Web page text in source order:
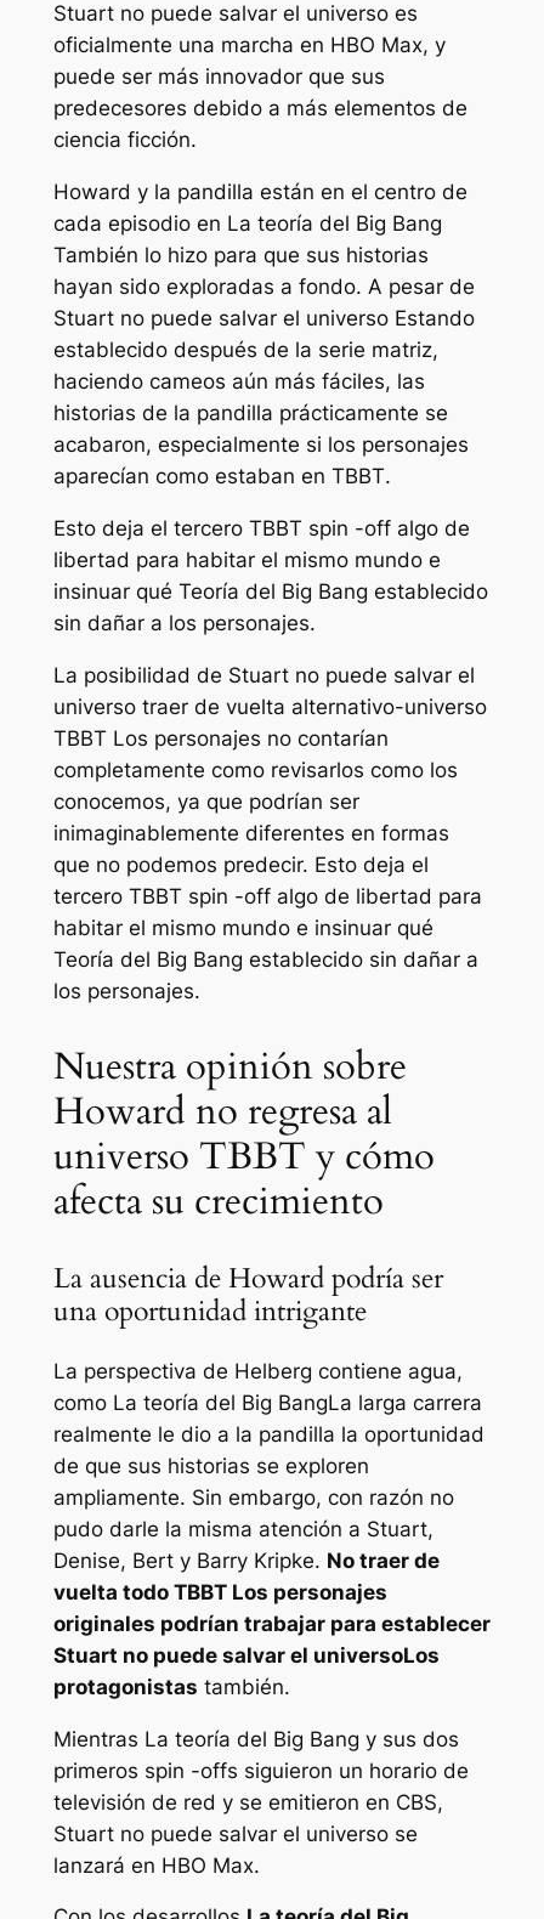
Stuart no puede salvar el universo es
oficialmente una marcha en HBO Max, y
puede ser más innovador que sus
predecesores debido a más elementos de
ciencia ficción.
Howard y la pandilla están en el centro de
cada episodio en La teoría del Big Bang
También lo hizo para que sus historias
hayan sido exploradas a fondo. A pesar de
Stuart no puede salvar el universo Estando
establecido después de la serie matriz,
haciendo cameos aún más fáciles, las
historias de la pandilla prácticamente se
acabaron, especialmente si los personajes
aparecían como estaban en TBBT.
Esto deja el tercero TBBT spin -off algo de
libertad para habitar el mismo mundo e
insinuar qué Teoría del Big Bang establecido
sin dañar a los personajes.
La posibilidad de Stuart no puede salvar el
universo traer de vuelta alternativo-universo
TBBT Los personajes no contarían
completamente como revisarlos como los
conocemos, ya que podrían ser
inimaginablemente diferentes en formas
que no podemos predecir. Esto deja el
tercero TBBT spin -off algo de libertad para
habitar el mismo mundo e insinuar qué
Teoría del Big Bang establecido sin dañar a
los personajes.
Nuestra opinión sobre
Howard no regresa al
universo TBBT y cómo
afecta su crecimiento
La ausencia de Howard podría ser
una oportunidad intrigante
La perspectiva de Helberg contiene agua,
como La teoría del Big BangLa larga carrera
realmente le dio a la pandilla la oportunidad
de que sus historias se exploren
ampliamente. Sin embargo, con razón no
pudo darle la misma atención a Stuart,
Denise, Bert y Barry Kripke. No traer de
vuelta todo TBBT Los personajes
originales podrían trabajar para establecer
Stuart no puede salvar el universoLos
protagonistas también.
Mientras La teoría del Big Bang y sus dos
primeros spin -offs siguieron un horario de
televisión de red y se emitieron en CBS,
Stuart no puede salvar el universo se
lanzará en HBO Max.